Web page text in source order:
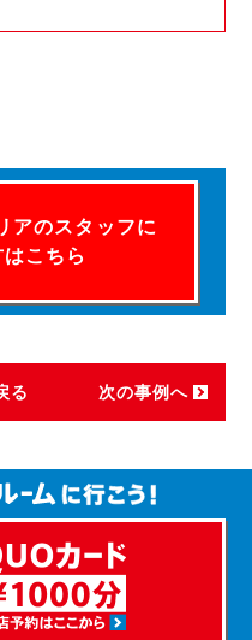
アのスタッフに
こちら
る 次の事例へ